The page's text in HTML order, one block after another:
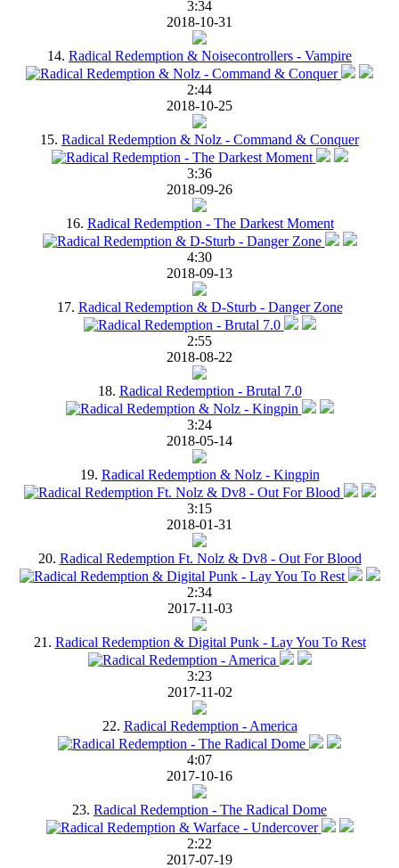
3:34
2018-10-31
14. Radical Redemption & Noisecontrollers - Vampire
2:44
2018-10-25
15. Radical Redemption & Nolz - Command & Conquer
3:36
2018-09-26
16. Radical Redemption - The Darkest Moment
4:30
2018-09-13
17. Radical Redemption & D-Sturb - Danger Zone
2:55
2018-08-22
18. Radical Redemption - Brutal 7.0
3:24
2018-05-14
19. Radical Redemption & Nolz - Kingpin
3:15
2018-01-31
20. Radical Redemption Ft. Nolz & Dv8 - Out For Blood
2:34
2017-11-03
21. Radical Redemption & Digital Punk - Lay You To Rest
3:23
2017-11-02
22. Radical Redemption - America
4:07
2017-10-16
23. Radical Redemption - The Radical Dome
2:22
2017-07-19